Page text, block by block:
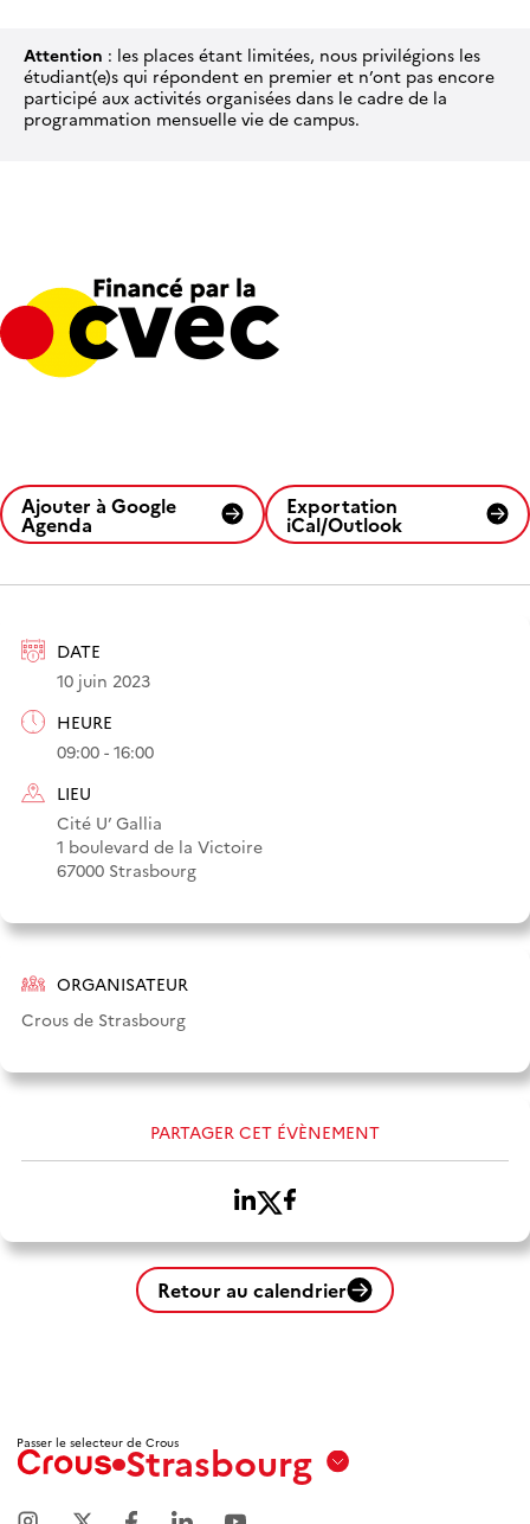
DATE
10 juin 2023
HEURE
09:00 - 16:00
LIEU
Cité U’ Gallia
1 boulevard de la Victoire
67000 Strasbourg
ORGANISATEUR
Crous de Strasbourg
PARTAGER CET ÉVÈNEMENT
Attention : les places étant limitées, nous privilégions les
étudiant(e)s qui répondent en premier et n’ont pas encore
participé aux activités organisées dans le cadre de la
programmation mensuelle vie de campus.
Ajouter à Google
Agenda
Exportation
iCal/Outlook
Retour au calendrier
Passer le selecteur de CrousStrasbourg
Marseille